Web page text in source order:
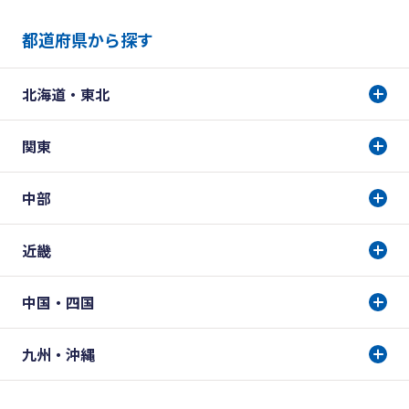
都道府県から探す
北海道・東北
関東
中部
近畿
中国・四国
九州・沖縄